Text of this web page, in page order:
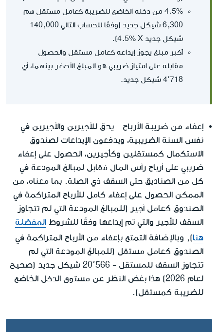
4.5% من دخله الخاضع للضريبة كعامل مستقل هم
6,300 شيكل جديد (وفقًا للحساب التالي 140,000
شيكل جديد X‏ 4.5%).
أكبر مبلغ يجوز إيداعه كعامل مستقل والحصول
مقابله على امتياز ضريبي هو المبلغ الأصغر بينهما، أي
4٬718 شيكل جديد.
إعفاء من ضريبة الأرباح - يحق للأجيرين والأجيرين في
نفس السنة الضريبية، ويدفعون الإيداعات لصندوق
الاستكمال كمستقلين وكأجيرين، الحصول على إعفاء
ضريبي على أرباح رأس المال مُقابل لمبالغ المودعة في
كل من الصناديق حتى السقف ذي الصلة. بما معناه، من
الممكن الحصول على إعفاء كامل للأرباح المتراكمة في
الصندوق كعامل أجير (للمبالغ المودعة التي لم تتجاوز
السقف للأجير والتي تم إيداعها وفقًا للشروط المفصّلة
هنا), وبالإضافة التمتع بإعفاء من الأرباح المتراكمة في
الصندوق كعامل مستقل (للمبالغ المودعة التي لم
تتجاوز السقف للمستقل - 20٬566 شيكل جديد (صحيح
لعام 2026) هذا بغض النظر عن مستوى الدخل الخاضع
للضريبة كمستقل).